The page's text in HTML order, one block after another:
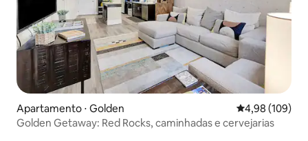
Apartamento ⋅ Golden 4,98 de uma
4,98 (109)
Golden Getaway: Red Rocks, caminhadas e cervejarias